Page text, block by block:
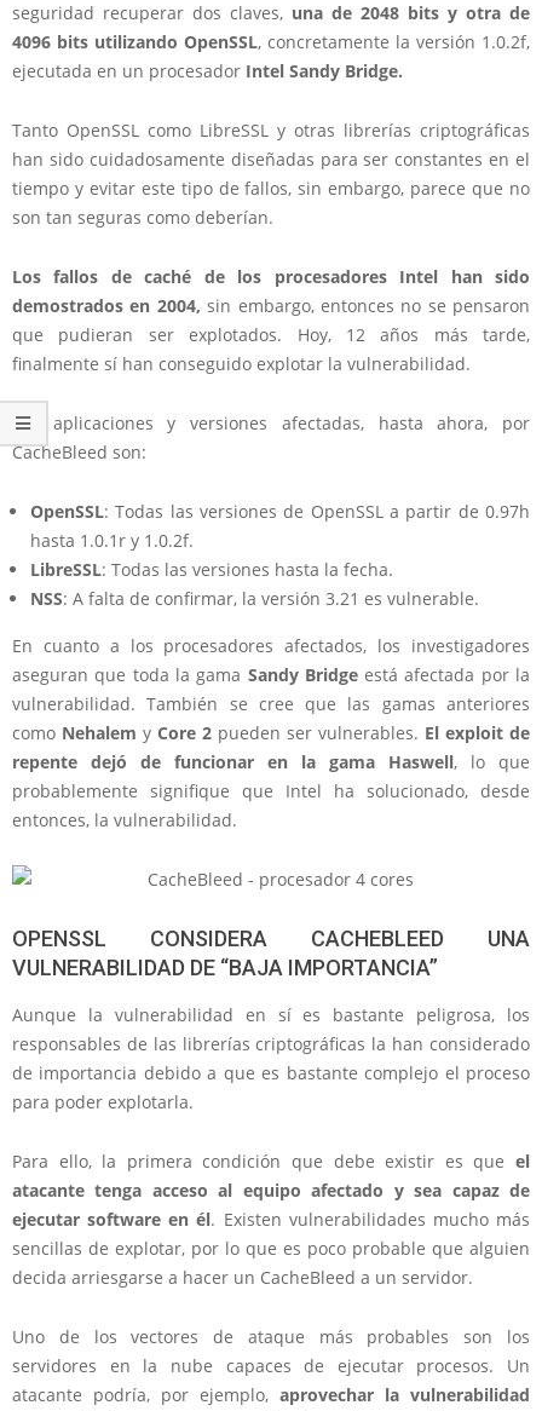
seguridad recuperar dos claves, una de 2048 bits y otra de
4096 bits utilizando OpenSSL, concretamente la versión 1.0.2f,
ejecutada en un procesador Intel Sandy Bridge.
Tanto OpenSSL como LibreSSL y otras librerías criptográficas
han sido cuidadosamente diseñadas para ser constantes en el
tiempo y evitar este tipo de fallos, sin embargo, parece que no
son tan seguras como deberían.
Los fallos de caché de los procesadores Intel han sido
demostrados en 2004, sin embargo, entonces no se pensaron
que pudieran ser explotados. Hoy, 12 años más tarde,
finalmente sí han conseguido explotar la vulnerabilidad.
Las aplicaciones y versiones afectadas, hasta ahora, por
CacheBleed son:
OpenSSL: Todas las versiones de OpenSSL a partir de 0.97h
hasta 1.0.1r y 1.0.2f.
LibreSSL: Todas las versiones hasta la fecha.
NSS: A falta de confirmar, la versión 3.21 es vulnerable.
En cuanto a los procesadores afectados, los investigadores
aseguran que toda la gama Sandy Bridgeestá afectada por la
vulnerabilidad. También se cree que las gamas anteriores
como Nehalem y Core 2 pueden ser vulnerables. El exploit de
repente dejó de funcionar en la gama Haswell, lo que
probablemente signifique que Intel ha solucionado, desde
entonces, la vulnerabilidad.
OPENSSL CONSIDERA CACHEBLEED UNA
VULNERABILIDAD DE “BAJA IMPORTANCIA”
Aunque la vulnerabilidad en sí es bastante peligrosa, los
responsables de las librerías criptográficas la han considerado
de importancia debido a que es bastante complejo el proceso
para poder explotarla.
Para ello, la primera condición que debe existir es que el
atacante tenga acceso al equipo afectado y sea capaz de
ejecutar software en él. Existen vulnerabilidades mucho más
sencillas de explotar, por lo que es poco probable que alguien
decida arriesgarse a hacer un CacheBleed a un servidor.
Uno de los vectores de ataque más probables son los
servidores en la nube capaces de ejecutar procesos. Un
atacante podría, por ejemplo, aprovechar la vulnerabilidad